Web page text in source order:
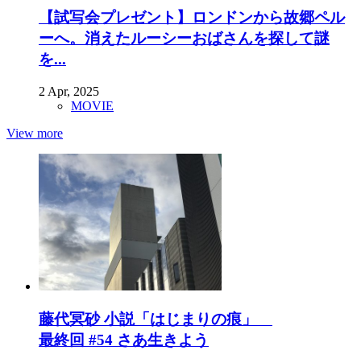
【試写会プレゼント】ロンドンから故郷ペル
ーへ。消えたルーシーおばさんを探して謎
を...
2 Apr, 2025
MOVIE
View more
藤代冥砂 小説「はじまりの痕」
最終回 #54 さあ生きよう